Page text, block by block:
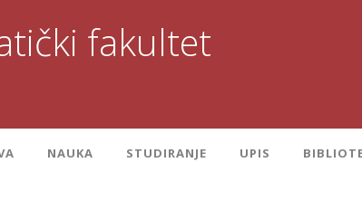
fakultet
NAUKA STUDIRANJE UPIS